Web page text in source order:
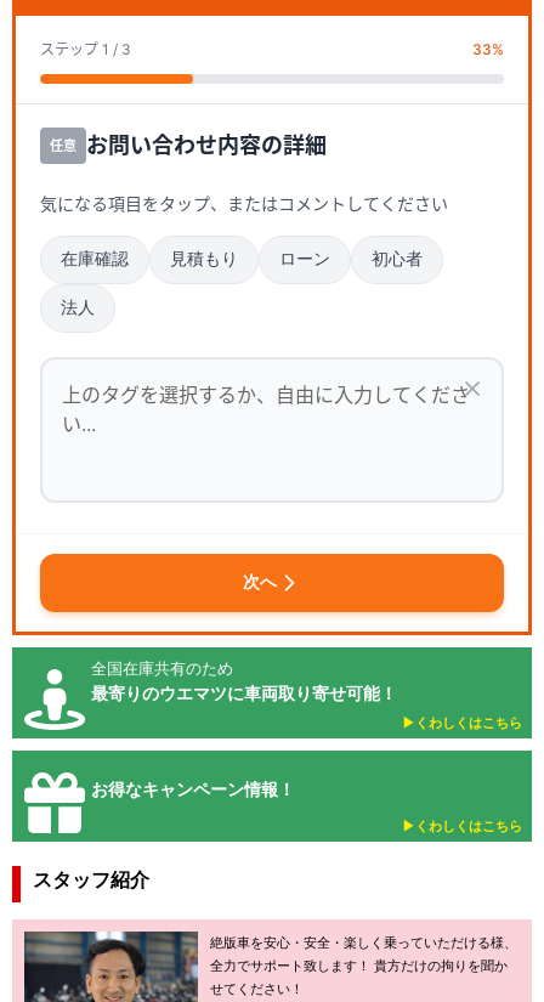
ステップ 1 / 3 33%
任意 お問い合わせ内容の詳細
気になる項目をタップ、またはコメントしてください
在庫確認 見積もり ローン 初心者
法人
次へ
全国在庫共有のため
最寄りのウエマツに車両取り寄せ可能！
▶︎くわしくはこちら
お得なキャンペーン情報！
▶︎くわしくはこちら
スタッフ紹介
絶版車を安心・安全・楽しく乗っていただける様、
全力でサポート致します！ 貴方だけの拘りを聞か
せてください！